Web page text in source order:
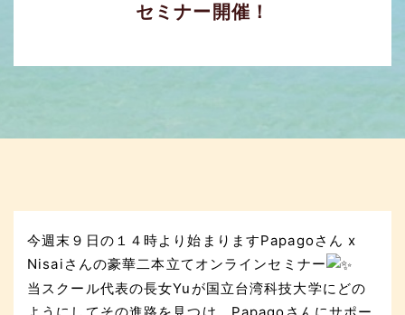
セミナー開催！
今週末９日の１４時より始まりますPapagoさん x
Nisaiさんの豪華二本立てオンラインセミナー
当スクール代表の長女Yuが国立台湾科技大学にどの